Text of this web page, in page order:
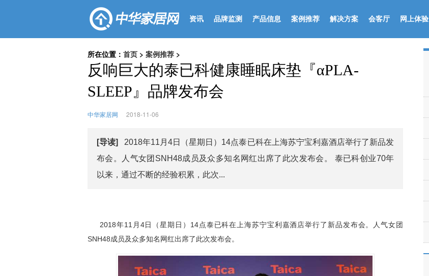
资讯 品牌监测 产品信息 案例推荐 解决方案 会客厅 网上体验
所在位置： 首页 > 案例推荐 >
反响巨大的泰已科健康睡眠床垫『αPLA-
SLEEP』品牌发布会
中华家居网 2018-11-06
[导读]
​2018年11月4日（星期日）14点泰已科在上海苏宁宝利嘉酒店举行了新品发
布会。人气女团SNH48成员及众多知名网红出席了此次发布会。 泰已科创业70年
以来，通过不断的经验积累，此次...
​2018年11月4日（星期日）14点泰已科在上海苏宁宝利嘉酒店举行了新品发布会。人气女团
SNH48成员及众多知名网红出席了此次发布会。